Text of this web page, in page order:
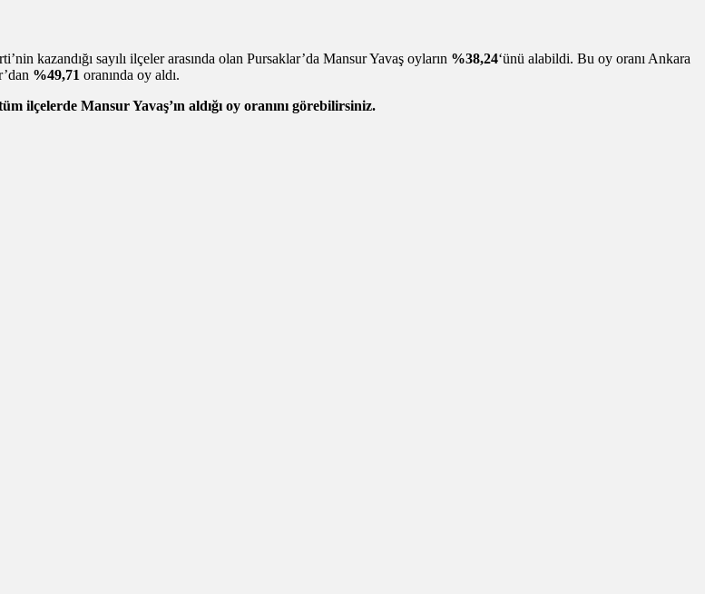
kazandığı sayılı ilçeler arasında olan Pursaklar’da Mansur Yavaş oyların %38,24‘ünü alabildi. Bu oy oranı Ankara
%49,71 oranında oy aldı.
ilçelerde Mansur Yavaş’ın aldığı oy oranını görebilirsiniz.